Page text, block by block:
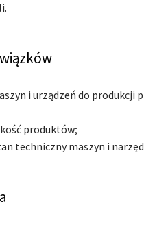
i urządzeń do produkcji
produktów;
techniczny maszyn i